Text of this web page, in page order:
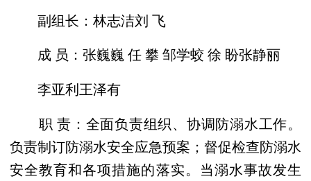
副组长：林志洁刘 飞
成 员：张巍巍 任 攀 邹学蛟 徐 盼张静丽
李亚利王泽有
职 责：全面负责组织、协调防溺水工作。
负责制订防溺水安全应急预案；督促检查防溺水
安全教育和各项措施的落实。当溺水事故发生